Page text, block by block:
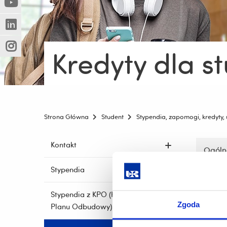
Zgoda
innej
strony)
(Nowe
okno)
(Link
do
innej
strony)
(Nowe
okno)
(Link
do
innej
strony)
(Nowe
okno)
(Link
do
innej
strony)
Kredyty dla
Strona Główna Student Stypendia, zapomogi, kredyty,
Pomiń
i
przejdź
treści
Kontakt
Stypendia
Stypendia z KPO (Krajowego
Planu Odbudowy)